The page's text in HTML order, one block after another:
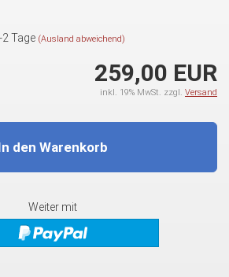
2 Tage (Ausland abweichend)
259,00 EUR
inkl. 19% MwSt. zzgl. Versand
den Warenkorb
Weiter mit